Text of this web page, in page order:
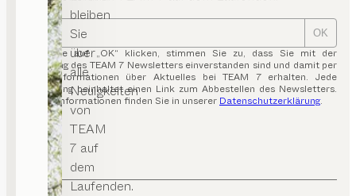
bleiben
Sie
über
alle
Neuigkeiten
von
TEAM
7 auf
dem
Laufenden.
OK
Indem Sie auf „OK“ klicken, stimmen Sie zu, dass Sie mit der
Zusendung des TEAM 7 Newsletters einverstanden sind und damit per
E-Mail Informationen über Aktuelles bei TEAM 7 erhalten. Jede
Aussendung beinhaltet einen Link zum Abbestellen des Newsletters.
Weitere Informationen finden Sie in unserer Datenschutzerklärung.